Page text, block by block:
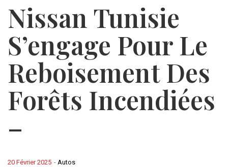
Nissan Tunisie
S’engage Pour Le
Reboisement Des
Forêts Incendiées
–
- Autos
20 Février 2025